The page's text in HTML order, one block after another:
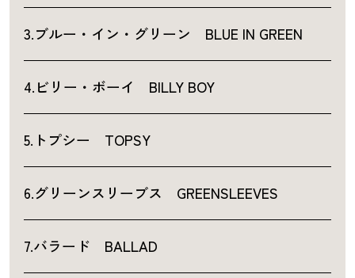
3.ブルー・イン・グリーン BLUE IN GREEN
4.ビリー・ボーイ BILLY BOY
5.トプシー TOPSY
6.グリーンスリーブス GREENSLEEVES
7.バラード BALLAD